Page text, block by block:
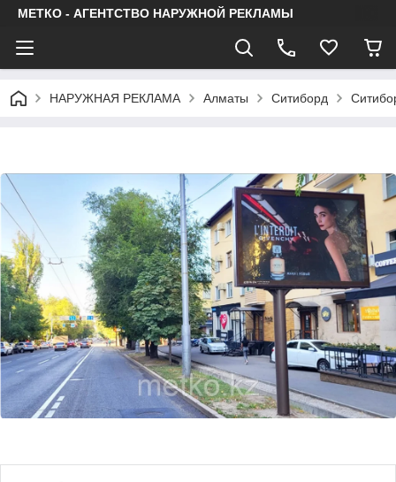
МЕТКО - АГЕНТСТВО НАРУЖНОЙ РЕКЛАМЫ
НАРУЖНАЯ РЕКЛАМА Алматы Ситиборд